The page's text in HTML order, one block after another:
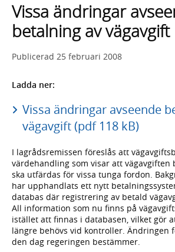
lista
med
sökförslag
Vissa ändringar
betalning av vägavgift
Publicerad 25 februari 2008
Ladda ner:
Vissa ändringar avseende
vägavgift (pdf 118 kB)
I lagrådsremissen föreslås att
värdehandling som visar att vägavgiften
ska utfärdas för vissa tunga fordon.
har upphandlats ett nytt
databas där registrering av betald
All information som nu finns på
istället att finnas i databasen, vilket gör
längre behövs vid kontroller. Ändringen
den dag regeringen bestämmer.